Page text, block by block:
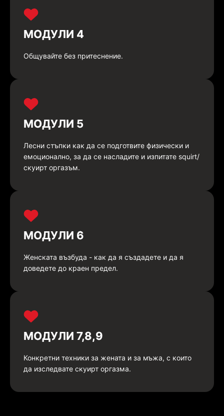
МОДУЛИ 4
Общувайте без притеснение.
МОДУЛИ 5
Лесни стъпки как да се подготвите физически и
емоционално, за да се насладите и изпитате squirt/
скуирт оргазъм.
МОДУЛИ 6
Женската възбуда - как да я създадете и да я
доведете до краен предел.
МОДУЛИ 7,8,9
Конкретни техники за жената и за мъжа, с които
да изследвате скуирт оргазма.